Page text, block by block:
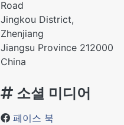
Road
Jingkou District,
Zhenjiang
Jiangsu Province 212000
China
소셜 미디어
페이스 북